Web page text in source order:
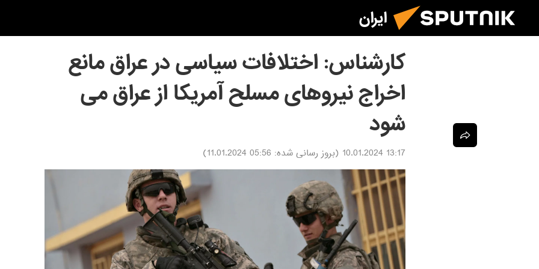
ایران
کارشناس: اختلافات سیاسی در عراق مانع
اخراج نیروهای مسلح آمریکا از عراق می
شود
13:17 10.01.2024 (بروز رسانی شده: 05:56 11.01.2024
)